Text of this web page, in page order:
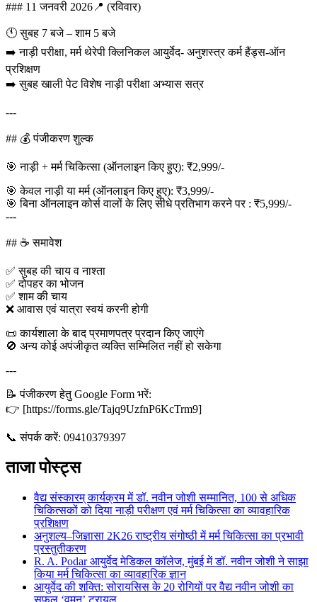
### 11 जनवरी 2026📍 (रविवार)
🕚 सुबह 7 बजे – शाम 5 बजे
➡️ नाड़ी परीक्षा, मर्म थेरेपी क्लिनिकल आयुर्वेद- अनुशस्त्र कर्म हैंड्स-ऑन
प्रशिक्षण
➡️ सुबह खाली पेट विशेष नाड़ी परीक्षा अभ्यास सत्र
---
## 💰 पंजीकरण शुल्क
🎯 नाड़ी + मर्म चिकित्सा (ऑनलाइन किए हुए): ₹2,999/-
🎯 केवल नाड़ी या मर्म (ऑनलाइन किए हुए): ₹3,999/-
🎯 बिना ऑनलाइन कोर्स वालों के लिए सीधे प्रतिभाग करने पर : ₹5,999/-
---
## ☕ समावेश
✅ सुबह की चाय व नाश्ता
✅ दोपहर का भोजन
✅ शाम की चाय
❌ आवास एवं यात्रा स्वयं करनी होगी
📜 कार्यशाला के बाद प्रमाणपत्र प्रदान किए जाएंगे
🚫 अन्य कोई अपंजीकृत व्यक्ति सम्मिलित नहीं हो सकेगा
---
📝 पंजीकरण हेतु Google Form भरें:
👉 [https://forms.gle/Tajq9UzfnP6KcTrm9]
📞 संपर्क करें: 09410379397
ताजा पोस्ट्स
वैद्य संस्कारम् कार्यक्रम में डॉ. नवीन जोशी सम्मानित, 100 से अधिक
चिकित्सकों को दिया नाड़ी परीक्षण एवं मर्म चिकित्सा का व्यावहारिक
प्रशिक्षण
अनुशल्य–जिज्ञासा 2K26 राष्ट्रीय संगोष्ठी में मर्म चिकित्सा का प्रभावी
प्रस्तुतीकरण
R. A. Podar आयुर्वेद मेडिकल कॉलेज, मुंबई में डॉ. नवीन जोशी ने साझा
किया मर्म चिकित्सा का व्यावहारिक ज्ञान
आयुर्वेद की शक्ति: सोरायसिस के 20 रोगियों पर वैद्य नवीन जोशी का
सफल ‘वमन’ ट्रायल